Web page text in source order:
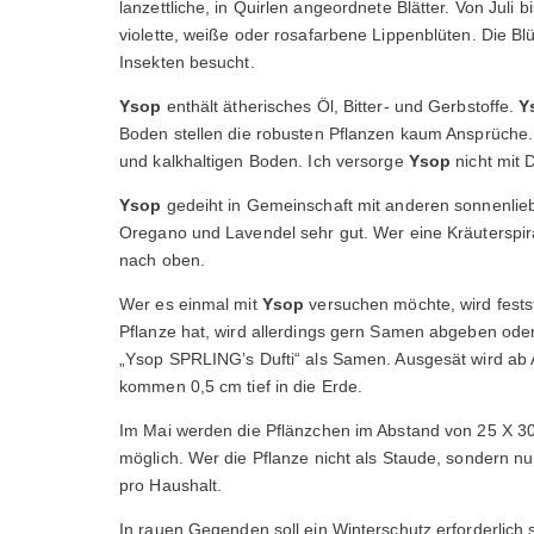
lanzettliche, in Quirlen angeordnete Blätter. Von Juli
violette, weiße oder rosafarbene Lippenblüten. Die
Insekten besucht.
Ysop enthält ätherisches Öl, Bitter- und Gerbstoffe.
Boden stellen die robusten Pflanzen kaum
und kalkhaltigen Boden. Ich versorge Ysop nicht mit
Ysop gedeiht in Gemeinschaft mit anderen
Oregano und Lavendel sehr gut. Wer eine
nach oben.
Wer es einmal mit Ysop versuchen möchte, wird
Pflanze hat, wird allerdings gern Samen abgeben
„Ysop SPRLING’s Dufti“ als Samen. Ausgesät wird
kommen 0,5 cm tief in die Erde.
Im Mai werden die Pflänzchen im Abstand von 25 X
möglich. Wer die Pflanze nicht als Staude, sondern
pro Haushalt.
In rauen Gegenden soll ein Winterschutz